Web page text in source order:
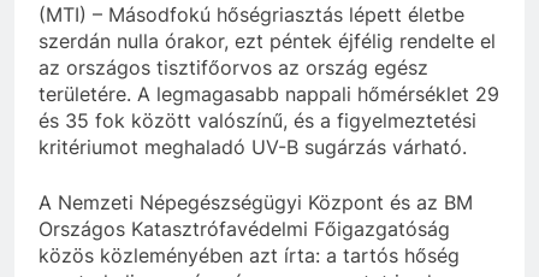
(MTI) – Másodfokú hőségriasztás lépett életbe
szerdán nulla órakor, ezt péntek éjfélig rendelte el
az országos tisztifőorvos az ország egész
területére. A legmagasabb nappali hőmérséklet 29
és 35 fok között valószínű, és a figyelmeztetési
kritériumot meghaladó UV-B sugárzás várható.
A Nemzeti Népegészségügyi Központ és az BM
Országos Katasztrófavédelmi Főigazgatóság
közös közleményében azt írta: a tartós hőség